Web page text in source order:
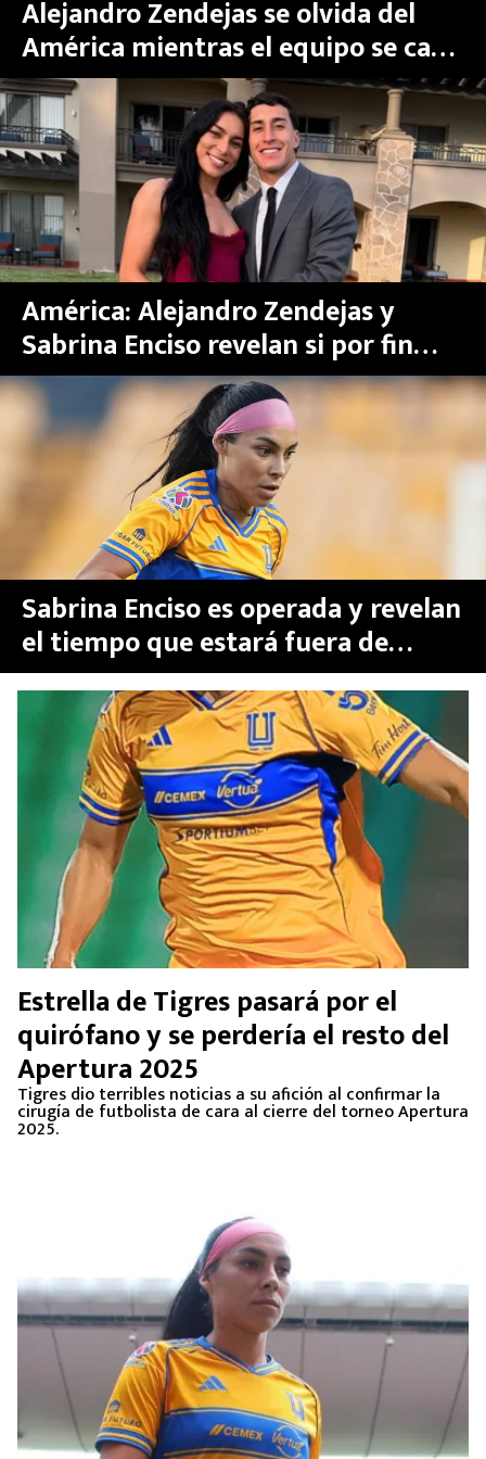
Alejandro Zendejas se olvida del
América mientras el equipo se cae
a pedazos en el Clásico
América: Alejandro Zendejas y
Sabrina Enciso revelan si por fin
terminaron su noviazgo
Sabrina Enciso es operada y revelan
el tiempo que estará fuera de
Tigres Femenil
Estrella de Tigres pasará por el
quirófano y se perdería el resto del
Apertura 2025
Tigres dio terribles noticias a su afición al confirmar la
cirugía de futbolista de cara al cierre del torneo Apertura
2025.